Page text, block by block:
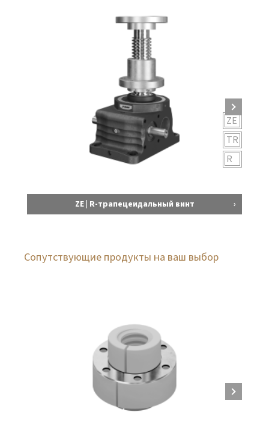
ZE
TR
R
ZE | R-трапецеидальный винт
Сопутствующие продукты на ваш выбор